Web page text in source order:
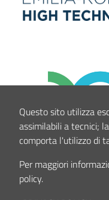
Questo sito utilizza
assimilabili a tecnici;
comporta l'utilizzo di
Per maggiori
policy.